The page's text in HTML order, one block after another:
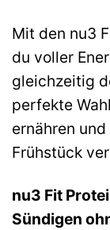
Mit den nu3
du voller
gleichzeitig
perfekte
ernähren
Frühstück
nu3 Fit
Sündigen